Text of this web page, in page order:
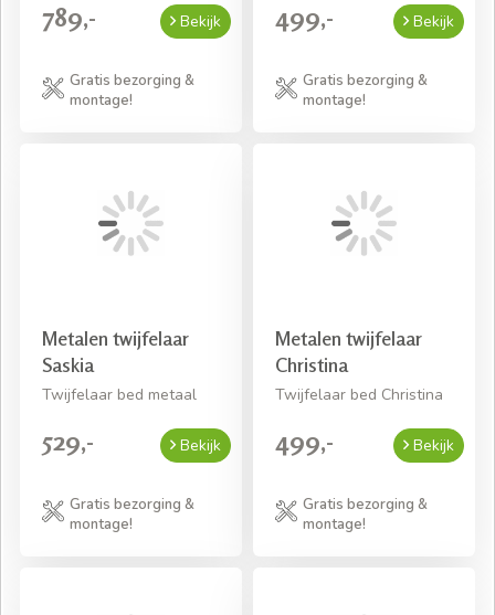
789,- Bekijk
Gratis bezorging &
montage!
499,- Bekijk
Gratis bezorging &
montage!
Metalen twijfelaar
Saskia
Twijfelaar bed metaal
529,- Bekijk
Gratis bezorging &
montage!
Metalen twijfelaar
Christina
Twijfelaar bed Christina
499,- Bekijk
Gratis bezorging &
montage!